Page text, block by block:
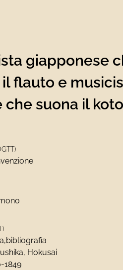
giapponese
flauto e
che suona il koto
Hokusai
1849